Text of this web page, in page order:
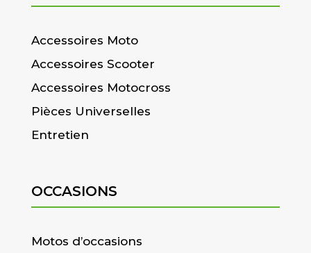
Accessoires Moto
Accessoires Scooter
Accessoires Motocross
Pièces Universelles
Entretien
OCCASIONS
Motos d’occasions